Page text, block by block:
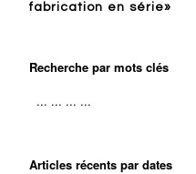
fabrication en série»
Recherche par mots clés
Articles récents par dates